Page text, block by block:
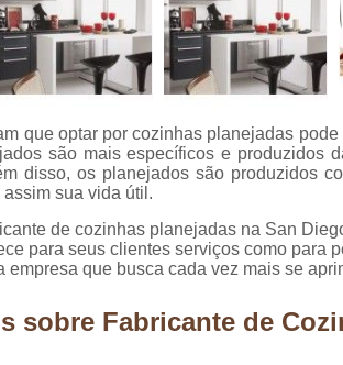
Pisos de
madeira
Raspagem
de pisos de
Restauração
de pisos de
madeira
que optar por cozinhas planejadas
são mais específicos e produzidos
disso, os planejados são produzidos
sua vida útil.
de cozinhas planejadas na San
para seus clientes serviços como para
empresa que busca cada vez mais se
sobre Fabricante de